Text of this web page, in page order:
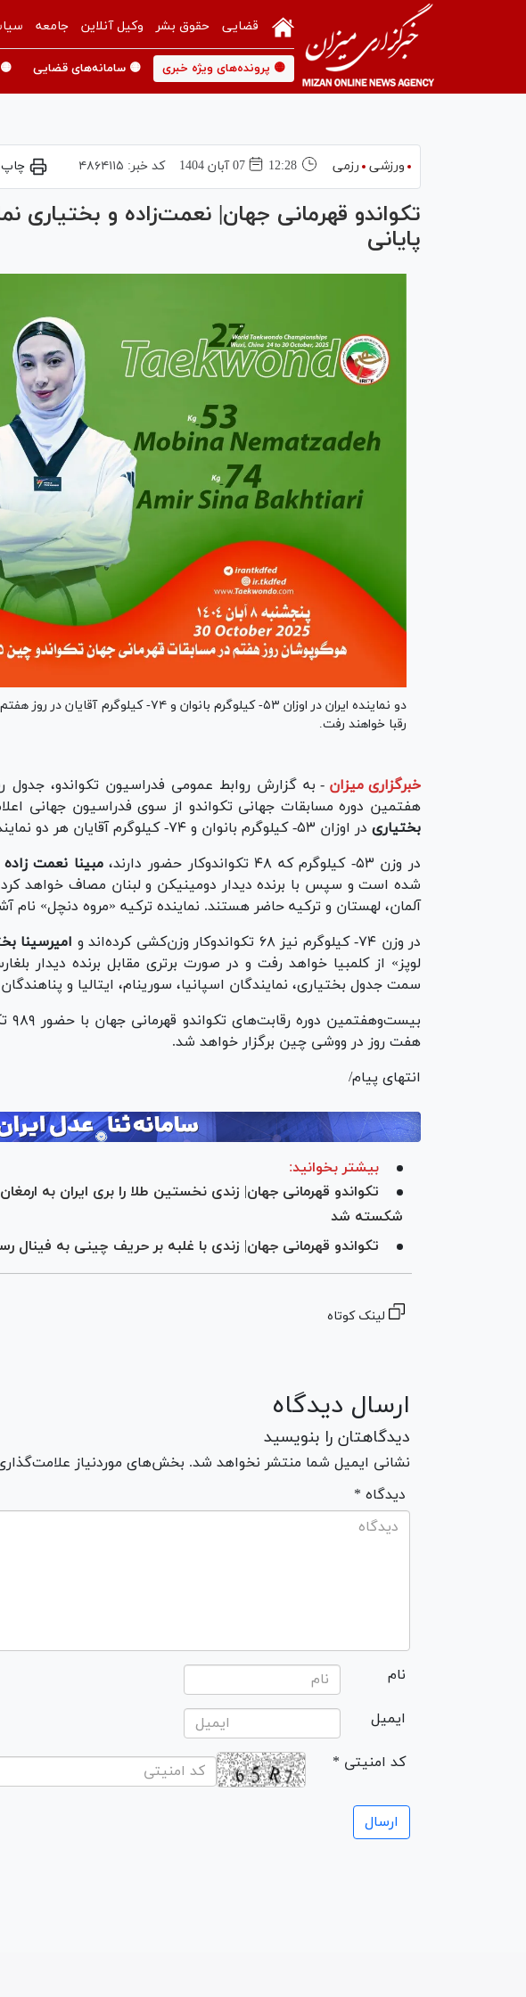
قضایی حقوق بشر وکیل آنلاین جامعه
🟡 پرونده‌های ویژه خبری 🟡 سامانه‌های قضایی
ورزشی رزمی 12:28 07 آبان 1404 کد خبر: ۴۸۶۴۱۱۵ چاپ
تکواندو قهرمانی جهان| نعمت‌زاده و بختیاری
پایانی
دو نماینده ایران در اوزان ۵۳- کیلوگرم بانوان
رقبا خواهند رفت.
خبرگزاری میزان - به گزارش روابط عمومی فدراسیون تکواندو،
هفتمین دوره مسابقات جهانی تکواندو از سوی فدراسیون جهانی
بختیاری در اوزان ۵۳- کیلوگرم بانوان و ۷۴- کیلوگرم آقایان هر دو نماینده کشورمان رقبای خود را شناختند.
در وزن ۵۳- کیلوگرم که ۴۸ تکواندوکار حضور دارند،
مبینا نعمت زاده
شده است و سپس با برنده دیدار دومینیکن و لبنان مصاف خواهد
آلمان، لهستان و ترکیه حاضر هستند. نماینده ترکیه «مروه دنچل» نام
در وزن ۷۴- کیلوگرم نیز ۶۸ تکواندوکار وزن‌کشی کرده‌اند و
امیرسینا
لوپز» از کلمبیا خواهد رفت و در صورت برتری مقابل برنده دیدار
سمت جدول بختیاری، نمایندگان اسپانیا، سورینام، ایتالیا و
هفت روز در ووشی چین برگزار خواهد شد.
انتهای پیام/
بیشتر بخوانید:
شکسته شد
تکواندو قهرمانی جهان| زندی با غلبه بر حریف چینی به فینال
لینک کوتاه
ارسال دیدگاه
دیدگاهتان را بنویسید
نشانی ایمیل شما منتشر نخواهد شد. بخش‌های موردنیاز
* دیدگاه
نام
ایمیل
* کد امنیتی